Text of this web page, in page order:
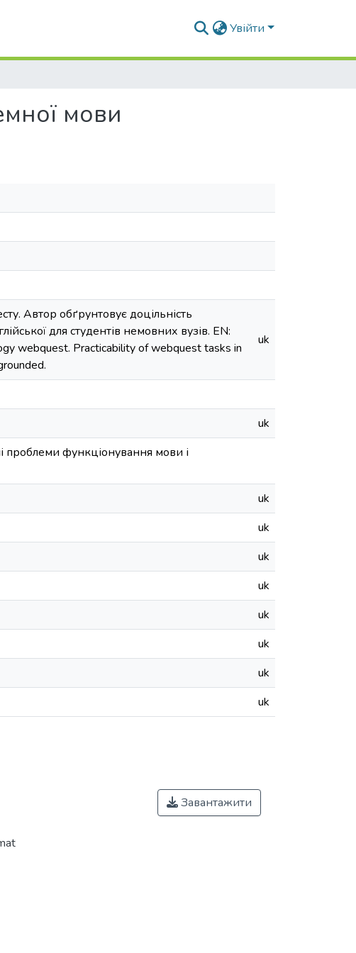
Увійти
мови
Автор обґрунтовує доцільність
для студентів немовних вузів. EN:
webquest. Practicability of webquest tasks in
uk
uk
проблеми функціонування мови і
uk
uk
uk
uk
uk
uk
uk
uk
Завантажити